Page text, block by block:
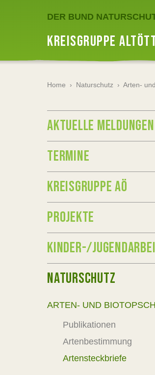
DER BUND
KREISGRUPPE
Home › Naturschutz › Arten-
AKTUELLE MELDUNGEN
TERMINE
KREISGRUPPE AÖ
PROJEKTE
KINDER-/
NATURSCHUTZ
ARTEN- UND
Publikationen
Artenbestimmung
Artensteckbriefe